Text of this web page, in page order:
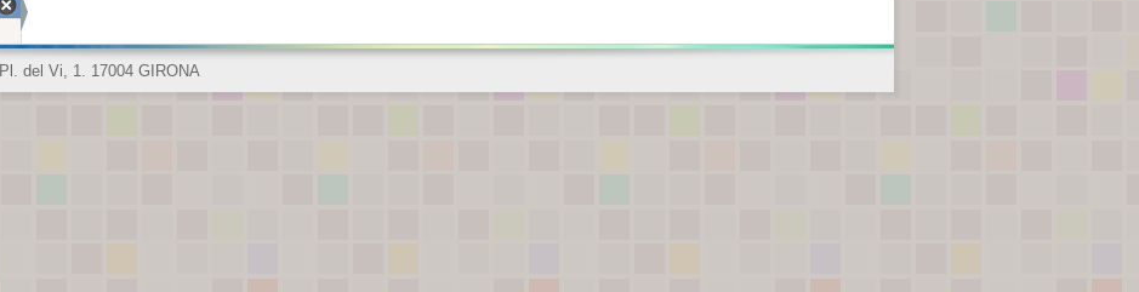
Pl. del Vi, 1. 17004 GIRONA